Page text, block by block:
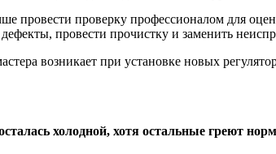
провести проверку профессионалом для
провести прочистку и заменить
возникает при установке новых
холодной, хотя остальные греют